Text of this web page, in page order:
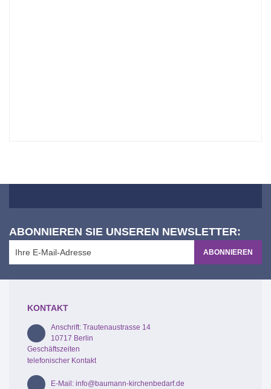
ABONNIEREN SIE UNSEREN NEWSLETTER:
ABONNIEREN
KONTAKT
Anschrift: Trautenaustrasse 14
10717 Berlin
Geschäftszeiten
telefonischer Kontakt
E-Mail: info@baumann-kirchenbedarf.de